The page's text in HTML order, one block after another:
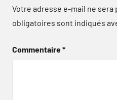
Votre adresse e-mail ne sera
obligatoires sont indiqués
Commentaire*